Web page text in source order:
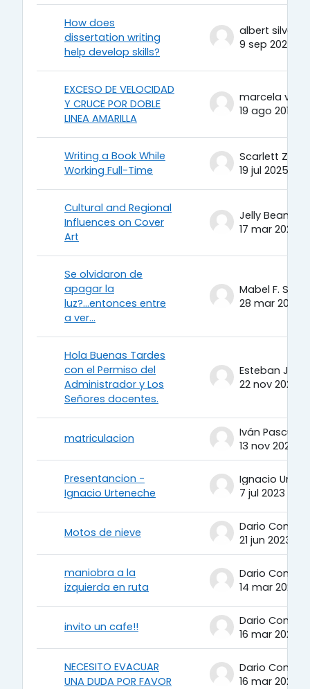
How does
dissertation writing
help develop skills?
albert silva
9 sep 2025
EXCESO DE VELOCIDAD
Y CRUCE POR DOBLE
LINEA AMARILLA
marcela
19 ago 2013
Writing a Book While
Working Full-Time
Scarlett Zoey
19 jul 2025
Cultural and Regional
Influences on Cover
Art
Jelly Bean
17 mar 2025
Se olvidaron de
apagar la
luz?...entonces entre
a ver...
Mabel F.
28 mar 2024
Hola Buenas Tardes
con el Permiso del
Administrador y Los
Señores docentes.
22 nov 2023
matriculacion
13 nov 2023
Presentancion -
Ignacio Urteneche
7 jul 2023
Motos de nieve
Dario
21 jun 2023
maniobra a la
izquierda en ruta
Dario
14 mar 2023
invito un cafe!!
Dario
16 mar 2023
NECESITO EVACUAR
UNA DUDA POR FAVOR
Dario
16 mar 2023